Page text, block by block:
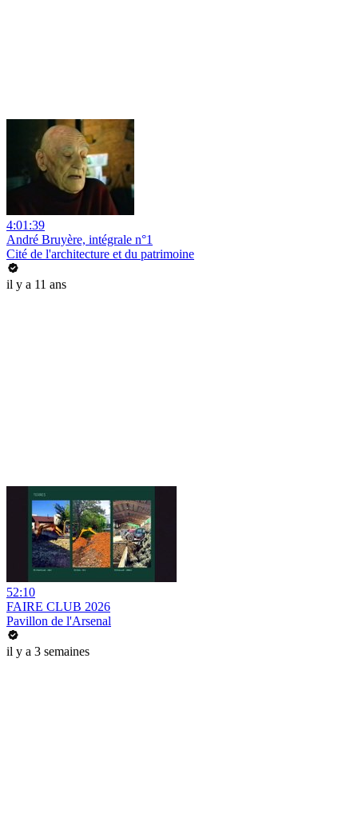
4:01:39
André Bruyère, intégrale n°1
Cité de l'architecture et du patrimoine
il y a 11 ans
52:10
FAIRE CLUB 2026
Pavillon de l'Arsenal
il y a 3 semaines